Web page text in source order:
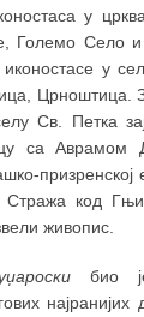
у
Големо Село и
у
Црноштица.
Св. Петка
са Аврамом
призренској
код
живопис.
био
најранијих